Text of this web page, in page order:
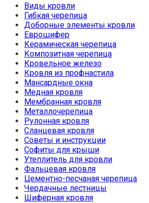
Виды кровли
Гибкая черепица
Доборные элементы кровли
Еврошифер
Керамическая черепица
Композитная черепица
Кровельное железо
Кровля из профнастила
Мансардные окна
Медная кровля
Мембранная кровля
Металлочерепица
Рулонная кровля
Сланцевая кровля
Советы и инструкции
Софиты для крыши
Утеплитель для кровли
Фальцевая кровля
Цементно-песчаная черепица
Чердачные лестницы
Шиферная кровля